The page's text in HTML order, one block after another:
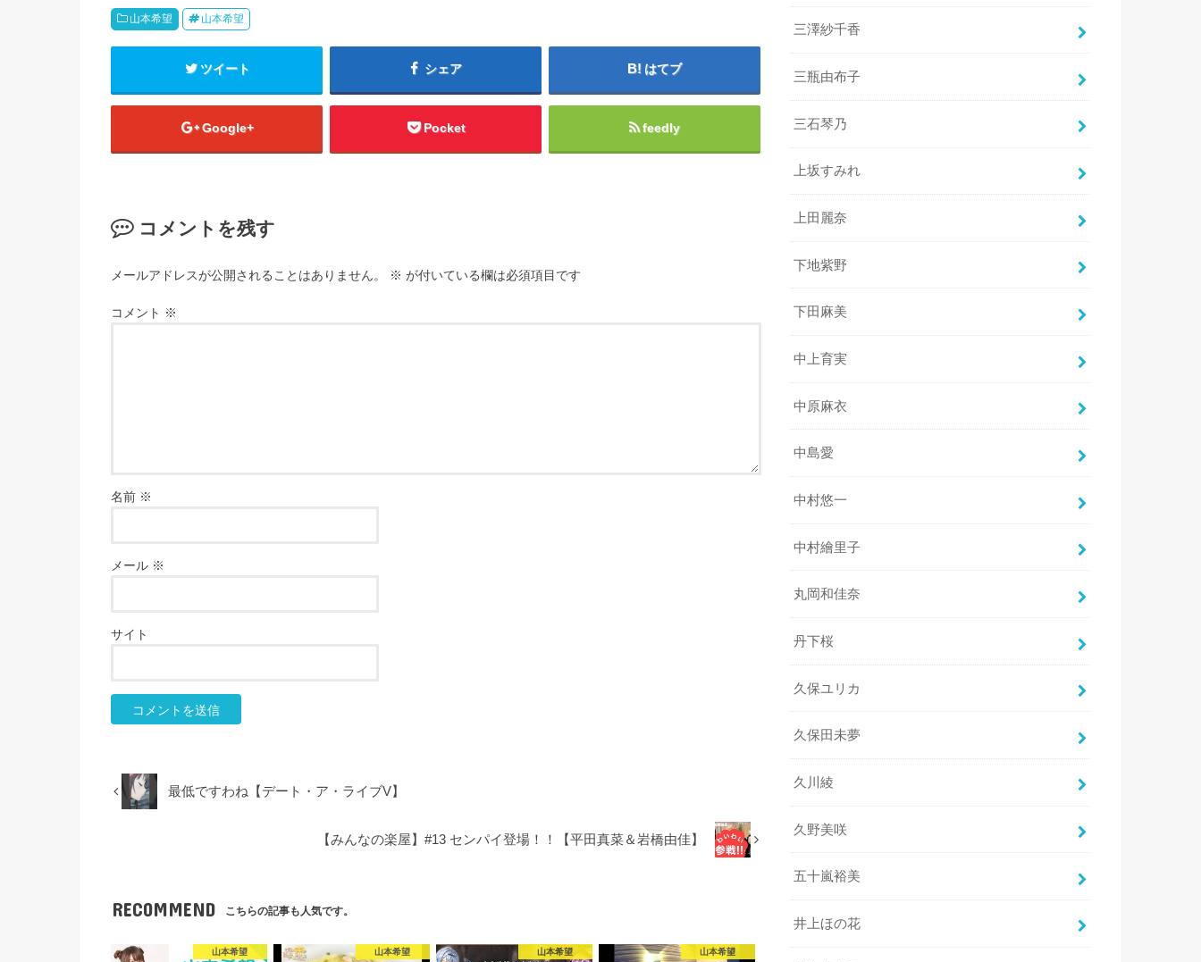
山本希望 山本希望
ツイート シェア はてブ
Google+ Pocket feedly
コメントを残す
メールアドレスが公開されることはありません。 ※ が付いている欄は必須項目です
コメント ※
名前 ※
メール ※
サイト
最低ですわね【デート・ア・ライブV】
【みんなの楽屋】#13 センパイ登場！！【平田真菜＆岩橋由佳】
RECOMMEND こちらの記事も人気です。
山本希望 山本希望 山本希望 山本希望
三澤紗千香
三瓶由布子
三石琴乃
上坂すみれ
上田麗奈
下地紫野
下田麻美
中上育実
中原麻衣
中島愛
中村悠一
中村繪里子
丸岡和佳奈
丹下桜
久保ユリカ
久保田未夢
久川綾
久野美咲
五十嵐裕美
井上ほの花